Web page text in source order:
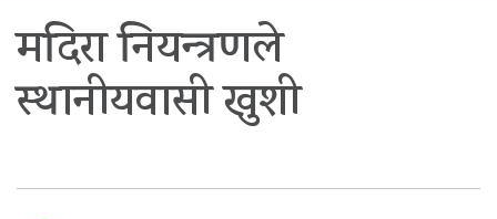
मदिरा नियन्त्रणले
स्थानीयवासी खुशी